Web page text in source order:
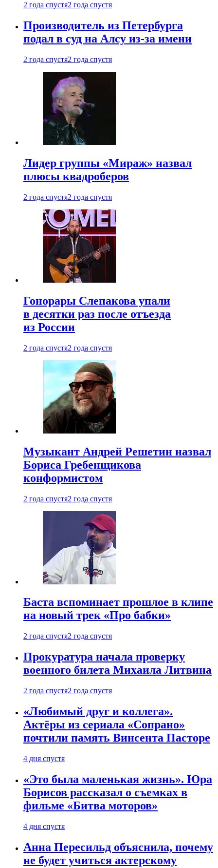
2 года спустя2 года спустя
Производитель из Петербурга
подал в суд на Алсу из-за имени
2 года спустя2 года спустя
Лидер группы «Мираж» назвал
плюсы квадроберов
2 года спустя2 года спустя
Гонорары Слепакова упали
в десятки раз после отъезда
из России
2 года спустя2 года спустя
Музыкант Андрей Решетин назвал
Бориса Гребенщикова
конформистом
2 года спустя2 года спустя
Баста вспоминает прошлое в клипе
на новый трек «Про бабки»
2 года спустя2 года спустя
Прокуратура начала проверку
военного билета Михаила Литвина
2 года спустя2 года спустя
«Любимый друг и коллега».
Актёры из сериала «Сопрано»
почтили память Винсента Пасторе
4 дня спустя
«Это была маленькая жизнь». Юра
Борисов рассказал о съемках в
фильме «Битва моторов»
4 дня спустя
Анна Пересильд объяснила, почему
не будет учиться актерскому